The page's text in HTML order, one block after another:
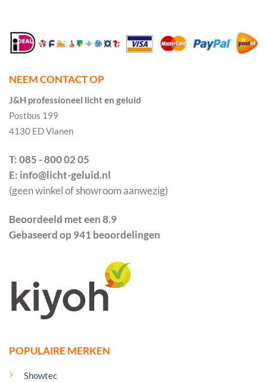
POPULAIRE MERKEN
Showtec
NEEM CONTACT OP
J&H professioneel licht en geluid
Postbus 199
4130 ED Vianen
T: 085 - 800 02 05
E: info@licht-geluid.nl
(geen winkel of showroom aanwezig)
Beoordeeld met een 8.9
Gebaseerd op 941 beoordelingen